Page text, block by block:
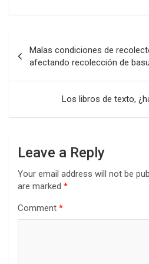
navigation
Malas condiciones de
afectando recolección de
Los libros de texto,
Leave a Reply
Your email address will not be
are marked *
Comment *